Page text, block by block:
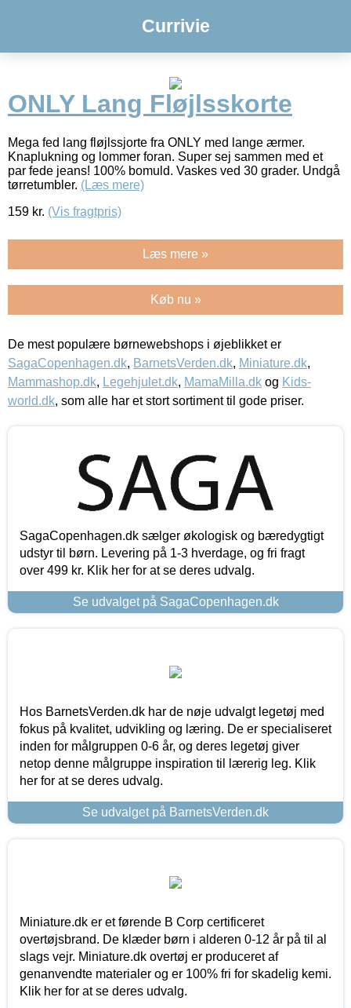
Currivie
ONLY Lang Fløjlsskorte
Mega fed lang fløjlssjorte fra ONLY med lange ærmer.
Knaplukning og lommer foran. Super sej sammen med et
par fede jeans! 100% bomuld. Vaskes ved 30 grader. Undgå
tørretumbler. (Læs mere)
159 kr. (Vis fragtpris)
Læs mere »
Køb nu »
De mest populære børnewebshops i øjeblikket er
SagaCopenhagen.dk, BarnetsVerden.dk, Miniature.dk,
Mammashop.dk, Legehjulet.dk, MamaMilla.dk og Kids-
world.dk, som alle har et stort sortiment til gode priser.
SagaCopenhagen.dk sælger økologisk og bæredygtigt
udstyr til børn. Levering på 1-3 hverdage, og fri fragt
over 499 kr. Klik her for at se deres udvalg.
Se udvalget på SagaCopenhagen.dk
Hos BarnetsVerden.dk har de nøje udvalgt legetøj med
fokus på kvalitet, udvikling og læring. De er specialiseret
inden for målgruppen 0-6 år, og deres legetøj giver
netop denne målgruppe inspiration til lærerig leg. Klik
her for at se deres udvalg.
Se udvalget på BarnetsVerden.dk
Miniature.dk er et førende B Corp certificeret
overtøjsbrand. De klæder børn i alderen 0-12 år på til al
slags vejr. Miniature.dk overtøj er produceret af
genanvendte materialer og er 100% fri for skadelig kemi.
Klik her for at se deres udvalg.